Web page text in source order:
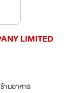
LIMITED
านอาหาร